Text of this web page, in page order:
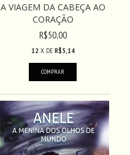
A VIAGEM DA CABEÇA AO
CORAÇÃO
R$50,00
12 X DE R$5,14